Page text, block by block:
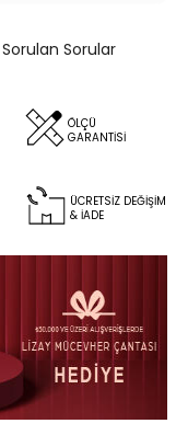
Sorular
ÖLÇÜ
GARANTİSİ
ÜCRETSİZ DEĞİŞİM
& İADE